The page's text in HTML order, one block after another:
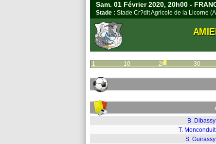
Sam. 01 Février 2020, 20h00 -
Stade : Stade Cr?dit Agricole de la Licorne
1 10 20 30
B. Dibassy
T. Monconduit
S. Guirassy